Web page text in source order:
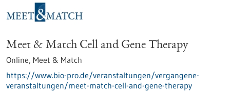
Meet & Match Cell and Gene Therapy
Online, Meet & Match
https://www.bio-pro.de/veranstaltungen/vergangene-
veranstaltungen/meet-match-cell-and-gene-therapy